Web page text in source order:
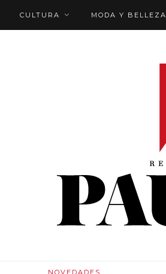
CULTURA MODA Y BELLEZA
NOVEDADES